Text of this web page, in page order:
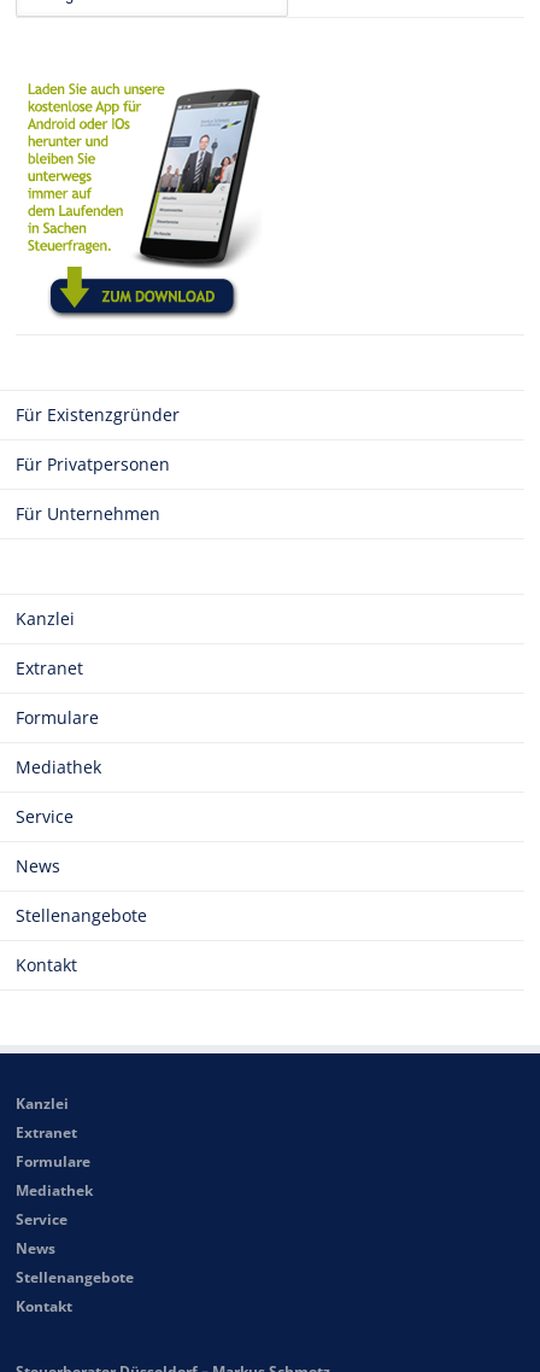
Für Existenzgründer
Für Privatpersonen
Für Unternehmen
Kanzlei
Extranet
Formulare
Mediathek
Service
News
Stellenangebote
Kontakt
Kanzlei
Extranet
Formulare
Mediathek
Service
News
Stellenangebote
Kontakt